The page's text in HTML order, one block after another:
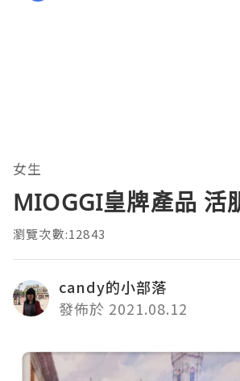
女生
MIOGGI皇牌產品 活
瀏覽次數:12843
candy的小部落
發佈於 2021.08.12